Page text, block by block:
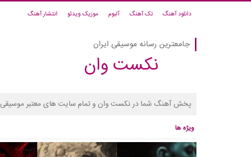
دانلود آهنگ تک آهنگ آلبوم موزیک ویدئو انتشار آهنگ
جامعترین رسانه موسیقی ایران
نکست وان
پخش آهنگ شما در نکست وان و تمام سایت های معتبر موسیقی
ویژه ها